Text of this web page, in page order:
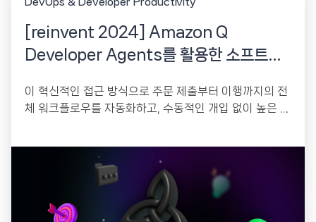
DevOps & Developer Productivity
[reinvent 2024] Amazon Q
Developer Agents를 활용한 소프트웨
이 혁신적인 접근 방식으로 주문 제출부터 이행까지의 전
체 워크플로우를 자동화하고, 수동적인 개입 없이 높은 주